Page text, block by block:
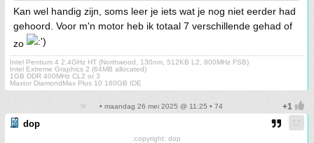
Kan wel handig zijn, soms leer je iets wat je nog niet eerder had
gehoord. Voor m'n motor heb ik totaal 7 verschillende gehad of
zo
Intel Pentium 4 2.4GHz HT (Northwood, 130nm, 512KB L2, 800MHz FSB)
Intel Extreme Graphics 2 (64MB allocated)
1GB DDR 400MHz CL2 or 3
Maxtor DiamondMax Plus 10 160GB IDE
• maandag 26 mei 2025 @ 11:25 • 74
dop
:copyright: dop